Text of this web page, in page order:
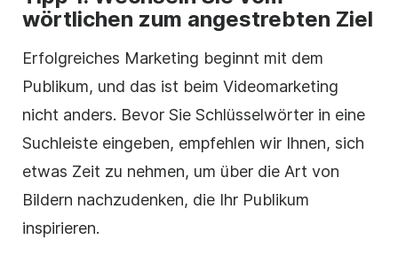
wörtlichen zum angestrebten Ziel
Erfolgreiches Marketing beginnt mit dem
Publikum, und das ist beim Videomarketing
nicht anders. Bevor Sie Schlüsselwörter in eine
Suchleiste eingeben, empfehlen wir Ihnen, sich
etwas Zeit zu nehmen, um über die Art von
Bildern nachzudenken, die Ihr Publikum
inspirieren.